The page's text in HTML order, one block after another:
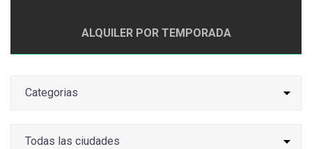
ALQUILER POR TEMPORADA